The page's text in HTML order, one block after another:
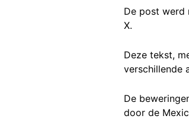
De post werd
X.
Deze tekst,
verschillende
De
door de